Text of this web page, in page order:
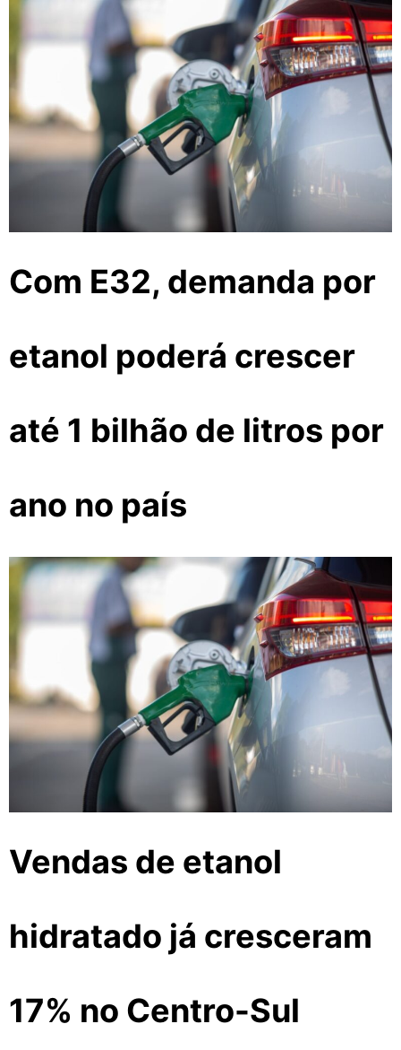
Com E32, demanda por
etanol poderá crescer
até 1 bilhão de litros por
ano no país
Vendas de etanol
hidratado já cresceram
17% no Centro-Sul